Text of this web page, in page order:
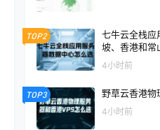
TOP2
七牛云全栈应
坡、香港和常
4小时前
TOP3 野草云香港物
4小时前